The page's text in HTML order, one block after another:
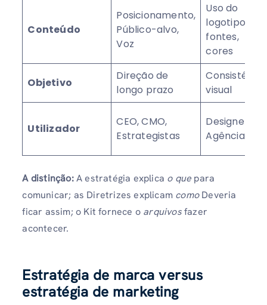
Conteúdo
Posicionamento,
Público-alvo,
Voz
Uso do
logotipo,
fontes,
cores
Objetivo
Direção de
longo prazo
Consistência
visual
Utilizador
CEO, CMO,
Estrategistas
Designers,
Agências
A distinção:A estratégia explica o que para
comunicar; as Diretrizes explicam comoDeveria
ficar assim; o Kit fornece o arquivosfazer
acontecer.
Estratégia de marca versus
estratégia de marketing